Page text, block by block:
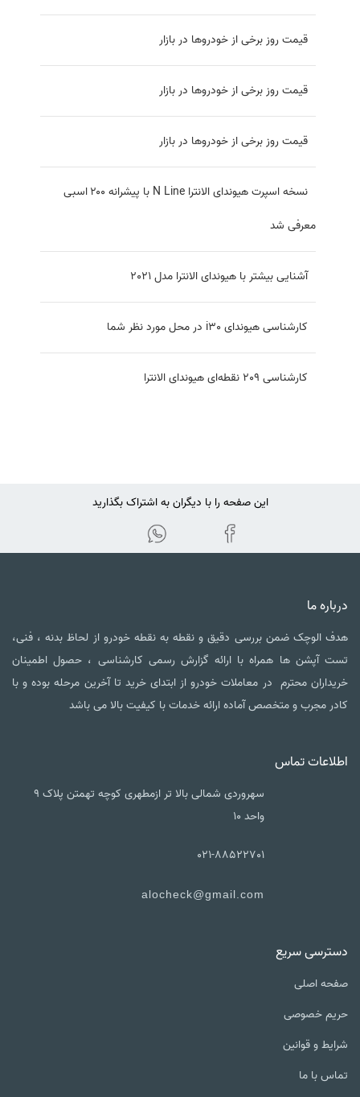
قیمت روز برخی از خودروها در بازار
قیمت روز برخی از خودروها در بازار
قیمت روز برخی از خودروها در بازار
نسخه اسپرت هیوندای الانترا N Line با پیشرانه ۲۰۰ اسبی
معرفی شد
آشنایی بیشتر با هیوندای الانترا مدل 2021
کارشناسی هیوندای i30 در محل مورد نظر شما
کارشناسی 209 نقطه‌ای هیوندای الانترا
این صفحه را با دیگران به اشتراک بگذارید
درباره ما
هدف الوچک ضمن بررسی دقیق و نقطه به نقطه خودرو از لحاظ بدنه ، فنی،
تست آپشن ها همراه با ارائه گزارش رسمی کارشناسی ، حصول اطمینان
خریداران محترم در معاملات خودرو از ابتدای خرید تا آخرین مرحله بوده و با
کادر مجرب و متخصص آماده ارائه خدمات با کیفیت بالا می باشد
اطلاعات تماس
سهروردی شمالی بالا تر ازمطهری کوچه تهمتن پلاک ۹
واحد ۱۰
021-88522701
alocheck@gmail.com
دسترسی سریع
صفحه اصلی
حریم خصوصی
شرایط و قوانین
تماس با ما